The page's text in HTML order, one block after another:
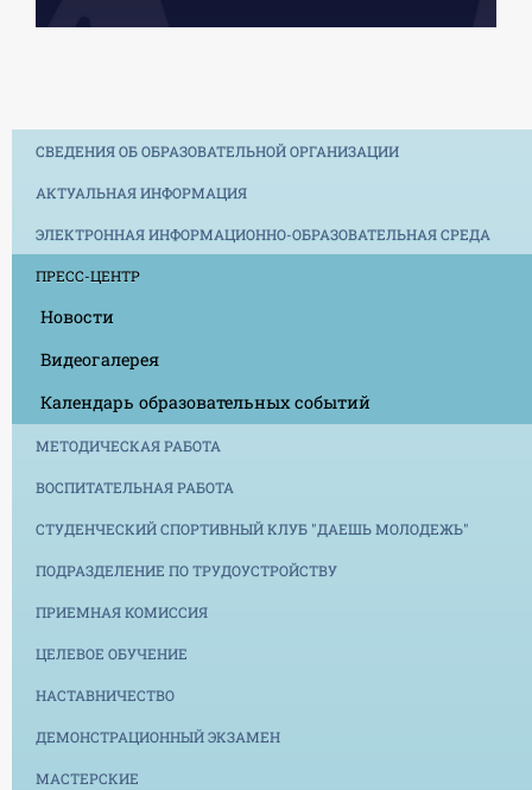
СВЕДЕНИЯ ОБ ОБРАЗОВАТЕЛЬНОЙ ОРГАНИЗАЦИИ
АКТУАЛЬНАЯ ИНФОРМАЦИЯ
ЭЛЕКТРОННАЯ ИНФОРМАЦИОННО-ОБРАЗОВАТЕЛЬНАЯ СРЕДА
ПРЕСС-ЦЕНТР
Новости
Видеогалерея
Календарь образовательных событий
МЕТОДИЧЕСКАЯ РАБОТА
ВОСПИТАТЕЛЬНАЯ РАБОТА
СТУДЕНЧЕСКИЙ СПОРТИВНЫЙ КЛУБ "ДАЕШЬ МОЛОДЕЖЬ"
ПОДРАЗДЕЛЕНИЕ ПО ТРУДОУСТРОЙСТВУ
ПРИЕМНАЯ КОМИССИЯ
ЦЕЛЕВОЕ ОБУЧЕНИЕ
НАСТАВНИЧЕСТВО
ДЕМОНСТРАЦИОННЫЙ ЭКЗАМЕН
МАСТЕРСКИЕ